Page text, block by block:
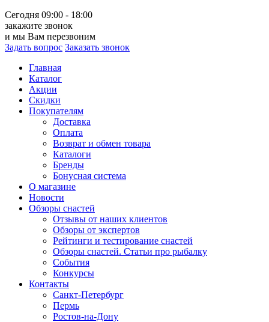
Сегодня 09:00 - 18:00
закажите звонок
и мы Вам перезвоним
Задать вопрос Заказать звонок
Главная
Каталог
Акции
Скидки
Покупателям
Доставка
Оплата
Возврат и обмен товара
Каталоги
Бренды
Бонусная система
О магазине
Новости
Обзоры снастей
Отзывы от наших клиентов
Обзоры от экспертов
Рейтинги и тестирование снастей
Обзоры снастей. Статьи про рыбалку
События
Конкурсы
Контакты
Санкт-Петербург
Пермь
Ростов-на-Дону